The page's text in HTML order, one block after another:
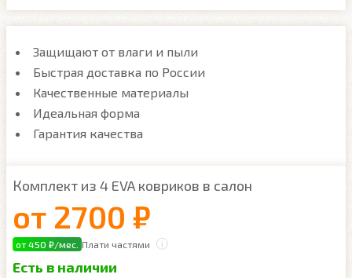
Защищают от влаги и пыли
Быстрая доставка по России
Качественные материалы
Идеальная форма
Гарантия качества
Комплект из 4 EVA ковриков в салон
от 2700 ₽
от 450 ₽/мес. Плати частями
Есть в наличии